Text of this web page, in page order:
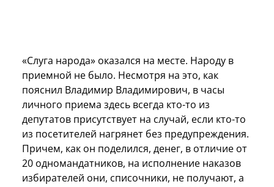
«Слуга народа» оказался на месте. Народу в
приемной не было. Несмотря на это, как
пояснил Владимир Владимирович, в часы
личного приема здесь всегда кто-то из
депутатов присутствует на случай, если кто-то
из посетителей нагрянет без предупреждения.
Причем, как он поделился, денег, в отличие от
20 одномандатников, на исполнение наказов
избирателей они, списочники, не получают, а